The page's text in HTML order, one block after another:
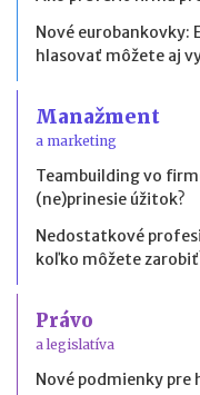
Nové eurobankovky:
hlasovať môžete aj
Manažment
a marketing
Teambuilding vo
(ne)prinesie úžitok?
Nedostatkové
koľko môžete
Právo
a legislatíva
Nové podmienky pre